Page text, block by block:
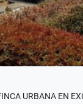
URBANA EN